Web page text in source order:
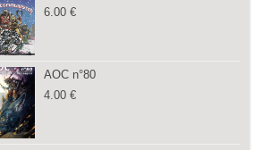
6.00 €
AOC n°80
4.00 €